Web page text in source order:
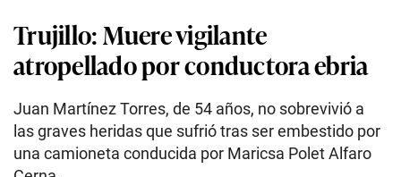
Trujillo: Muere vigilante
atropellado por conductora ebria
Juan Martínez Torres, de 54 años, no sobrevivió a
las graves heridas que sufrió tras ser embestido por
una camioneta conducida por Maricsa Polet Alfaro